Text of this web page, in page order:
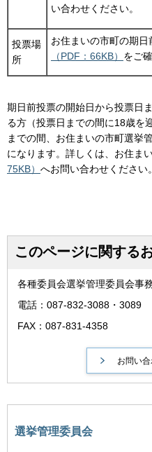
い合わせください。
投票場
所
お住まいの市町の期日
（PDF：66KB） をご
期日前投票の開始日から投票日
る方（投票日までの間に18歳を
までの間、お住まいの市町選挙
になります。詳しくは、お住ま
75KB） へお問い合わせください。
このページに関する
各種委員会選挙管理委員会事
電話：087-832-3088・3089
FAX：087-831-4358
選挙管理委員会